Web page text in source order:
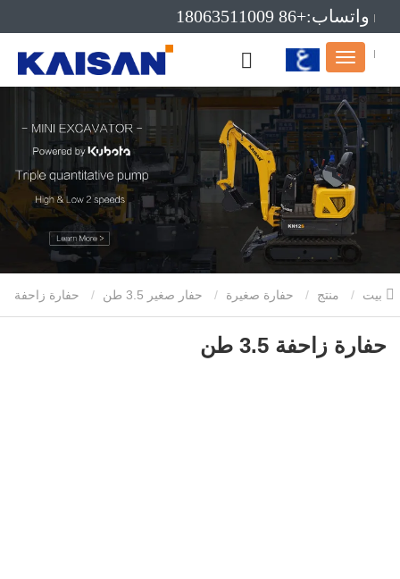
واتساب:+86 18063511009
بريد إلكتروني:info@kaisanmachinery.com
منتج حفارة صغيرة حفار صغير 3.5 طن حفارة زاحفة
حفارة زاحفة 3.5 طن